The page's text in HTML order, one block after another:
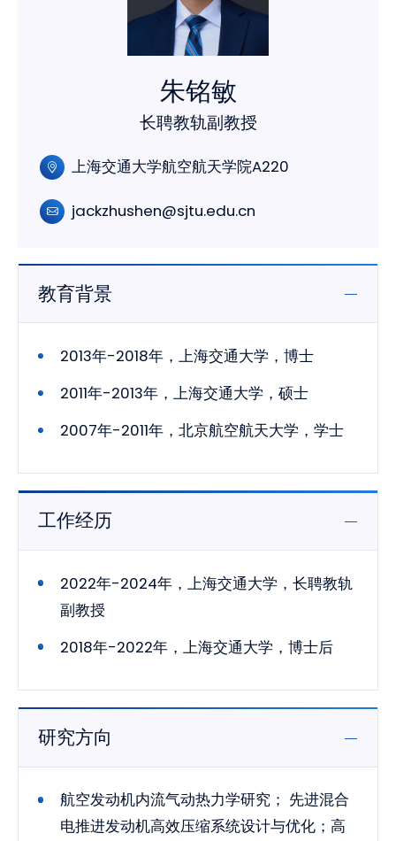
朱铭敏
长聘教轨副教授
上海交通大学航空航天学院A220
jackzhushen@sjtu.edu.cn
教育背景
2013年-2018年，上海交通大学，博士
2011年-2013年，上海交通大学，硕士
2007年-2011年，北京航空航天大学，学士
工作经历
2022年-2024年，上海交通大学，长聘教轨
副教授
2018年-2022年，上海交通大学，博士后
研究方向
航空发动机内流气动热力学研究； 先进混合
电推进发动机高效压缩系统设计与优化；高